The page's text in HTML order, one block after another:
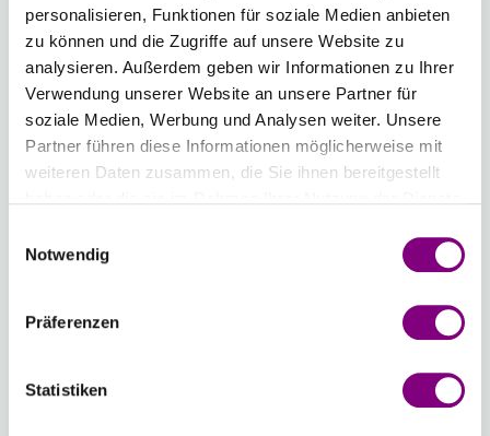
personalisieren, Funktionen für soziale Medien anbieten
zu können und die Zugriffe auf unsere Website zu
analysieren. Außerdem geben wir Informationen zu Ihrer
Verwendung unserer Website an unsere Partner für
soziale Medien, Werbung und Analysen weiter. Unsere
Partner führen diese Informationen möglicherweise mit
weiteren Daten zusammen, die Sie ihnen bereitgestellt
Notwendig
Präferenzen
Statistiken
6,00 mm
Anzahl
Wie werde ich Mitglied?
Kasse mit nur einem Tastendruck! Sind Sie